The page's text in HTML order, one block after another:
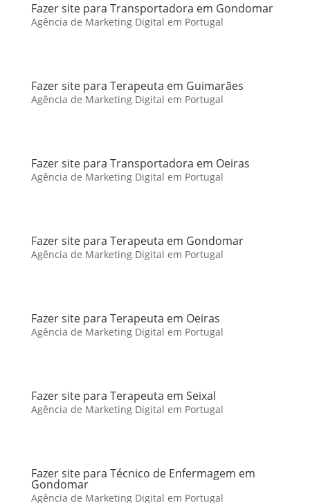
Fazer site para Transportadora em Gondomar
Agência de Marketing Digital em Portugal
Fazer site para Terapeuta em Guimarães
Agência de Marketing Digital em Portugal
Fazer site para Transportadora em Oeiras
Agência de Marketing Digital em Portugal
Fazer site para Terapeuta em Gondomar
Agência de Marketing Digital em Portugal
Fazer site para Terapeuta em Oeiras
Agência de Marketing Digital em Portugal
Fazer site para Terapeuta em Seixal
Agência de Marketing Digital em Portugal
Fazer site para Técnico de Enfermagem em
Gondomar
Agência de Marketing Digital em Portugal